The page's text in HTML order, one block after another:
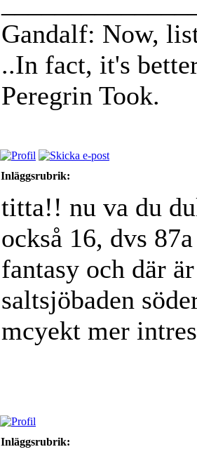
Gandalf: Now,
..In fact, it's
Peregrin Took.
Inläggsrubrik:
titta!! nu va du
också 16, dvs
fantasy och där
saltsjöbaden
mcyekt mer
Inläggsrubrik: